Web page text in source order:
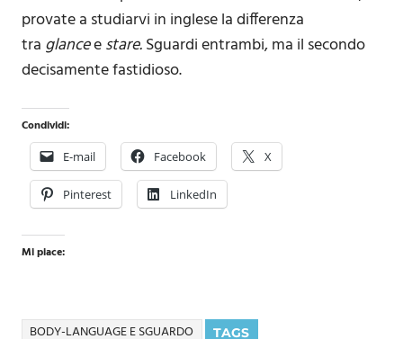
provate a studiarvi in inglese la differenza
tra glanceestare.Sguardi entrambi, ma il secondo
decisamente fastidioso.
Condividi:
E-mail Facebook X
Pinterest LinkedIn
Mi piace:
TAGS
BODY-LANGUAGE E SGUARDO